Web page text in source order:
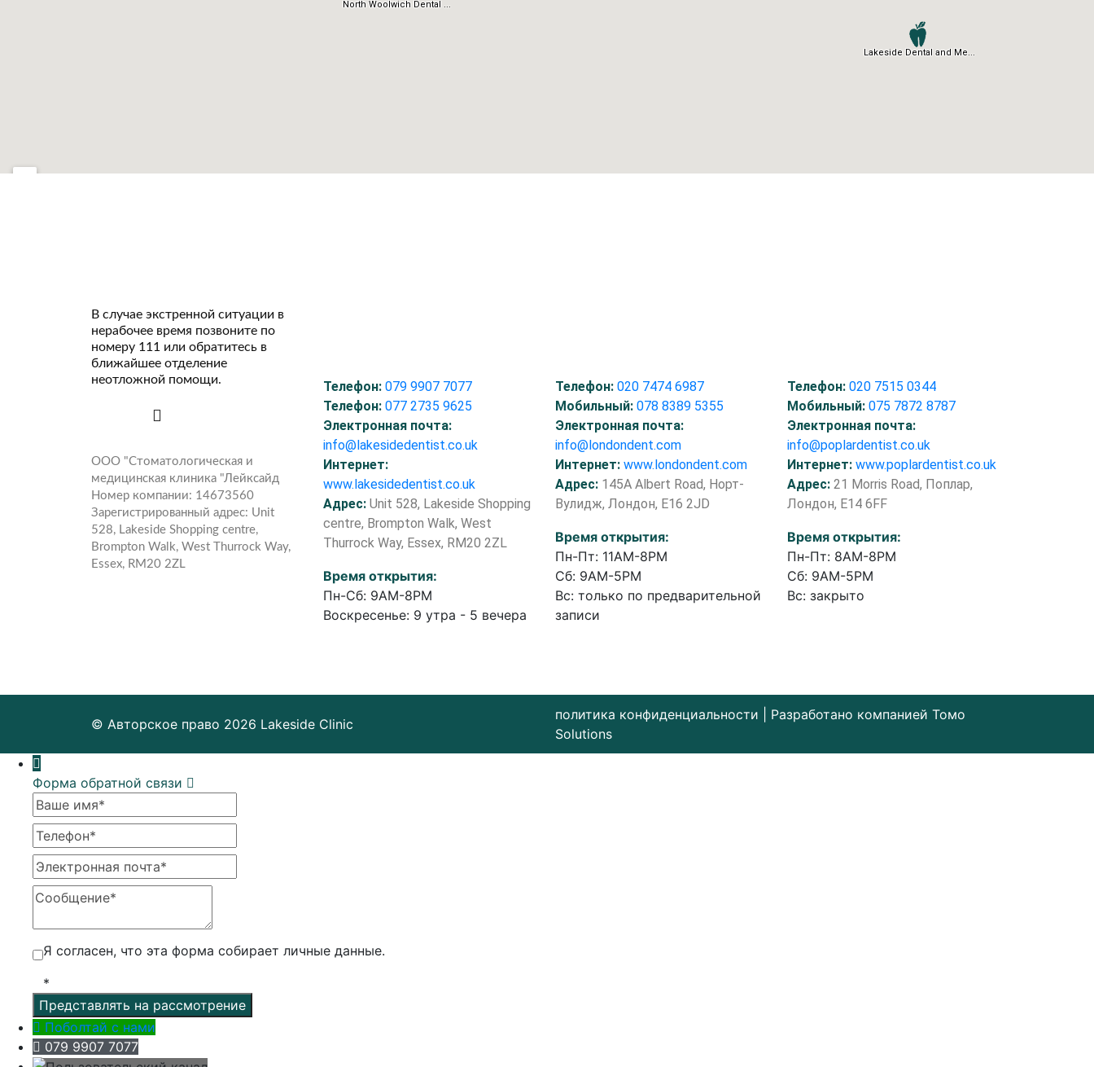
В случае экстренной ситуации в
нерабочее время позвоните по
номеру 111 или обратитесь в
ближайшее отделение
неотложной помощи.
ООО "Стоматологическая и
медицинская клиника "Лейксайд
Номер компании: 14673560
Зарегистрированный адрес: Unit
528, Lakeside Shopping centre,
Brompton Walk, West Thurrock Way,
Essex, RM20 2ZL
Телефон: 079 9907 7077
Телефон: 077 2735 9625
Электронная почта:
info@lakesidedentist.co.uk
Интернет:
www.lakesidedentist.co.uk
Адрес: Unit 528, Lakeside Shopping
centre, Brompton Walk, West
Thurrock Way, Essex, RM20 2ZL
Время открытия:
Пн-Сб: 9AM-8PM
Воскресенье: 9 утра - 5 вечера
Телефон: 020 7474 6987
Мобильный: 078 8389 5355
Электронная почта:
info@londondent.com
Интернет: www.londondent.com
Адрес: 145A Albert Road, Норт-
Вулидж, Лондон, E16 2JD
Время открытия:
Пн-Пт: 11AM-8PM
Сб: 9AM-5PM
Вс: только по предварительной
записи
Телефон: 020 7515 0344
Мобильный: 075 7872 8787
Электронная почта:
info@poplardentist.co.uk
Интернет: www.poplardentist.co.uk
Адрес: 21 Morris Road, Поплар,
Лондон, E14 6FF
Время открытия:
Пн-Пт: 8AM-8PM
Сб: 9AM-5PM
Вс: закрыто
© Авторское право 2026 Lakeside Clinic
политика конфиденциальности | Разработано компанией Томо
Solutions
Форма обратной связи
Ваше имя
Телефон
Электронная почта
Сообщение
Я согласен, что эта форма собирает личные данные.
*
Поболтай с нами
079 9907 7077